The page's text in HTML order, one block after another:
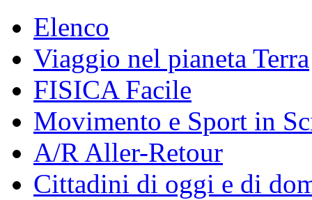
Elenco
Viaggio nel pianeta Terra
FISICA Facile
Movimento e Sport in
A/R Aller-Retour
Cittadini di oggi e di